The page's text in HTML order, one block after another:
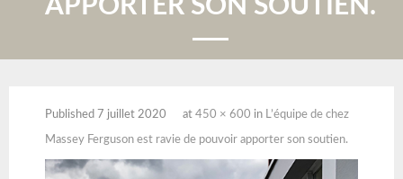
APPORTER SON SOUTIEN.
Published 7 juillet 2020 at 450 × 600 in L’équipe de chez
Massey Ferguson est ravie de pouvoir apporter son soutien.